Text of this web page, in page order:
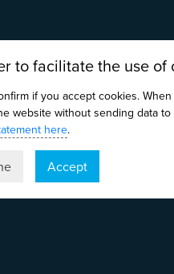
to facilitate the use
if you accept cookies.
website without sending data
here.
Accept